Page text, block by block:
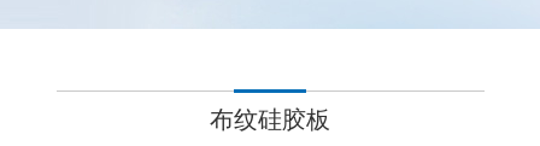
布纹硅胶板